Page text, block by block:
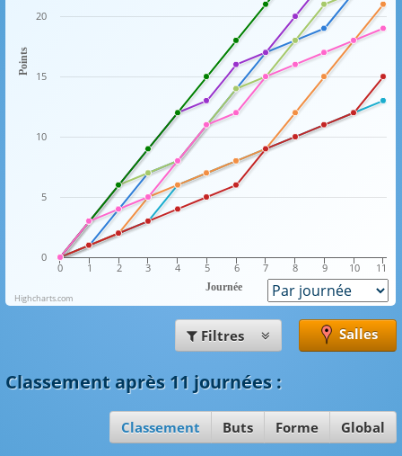
Journée
Points
0 1 2 3 4 5 6 7 8 9 10 11
0
5
10
15
20
Highcharts.com
Filtres Salles
Classement après 11 journées:
Classement Buts Forme Global